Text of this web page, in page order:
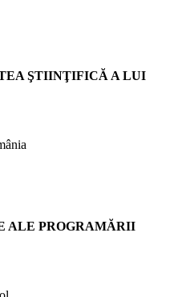
ŞTIINŢIFICĂ A LUI
ALE PROGRAMĂRII